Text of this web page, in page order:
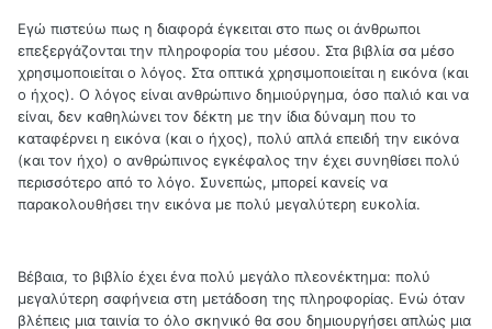
Εγώ πιστεύω πως η διαφορά έγκειται στο πως οι άνθρωποι
επεξεργάζονται την πληροφορία του μέσου. Στα βιβλία σα μέσο
χρησιμοποιείται ο λόγος. Στα οπτικά χρησιμοποιείται η εικόνα (και
ο ήχος). Ο λόγος είναι ανθρώπινο δημιούργημα, όσο παλιό και να
είναι, δεν καθηλώνει τον δέκτη με την ίδια δύναμη που το
καταφέρνει η εικόνα (και ο ήχος), πολύ απλά επειδή την εικόνα
(και τον ήχο) ο ανθρώπινος εγκέφαλος την έχει συνηθίσει πολύ
περισσότερο από το λόγο. Συνεπώς, μπορεί κανείς να
παρακολουθήσει την εικόνα με πολύ μεγαλύτερη ευκολία.
Βέβαια, το βιβλίο έχει ένα πολύ μεγάλο πλεονέκτημα: πολύ
μεγαλύτερη σαφήνεια στη μετάδοση της πληροφορίας. Ενώ όταν
βλέπεις μια ταινία το όλο σκηνικό θα σου δημιουργήσει απλώς μια